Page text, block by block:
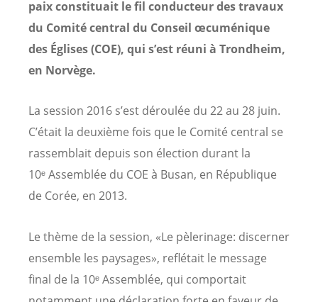
paix constituait le fil conducteur des travaux
du Comité central du Conseil œcuménique
des Églises (COE), qui s’est réuni à Trondheim,
en Norvège.
La session 2016 s’est déroulée du 22 au 28 juin.
C’était la deuxième fois que le Comité central se
rassemblait depuis son élection durant la
10ᵉ Assemblée du COE à Busan, en République
de Corée, en 2013.
Le thème de la session, «Le pèlerinage: discerner
ensemble les paysages», reflétait le message
final de la 10ᵉ Assemblée, qui comportait